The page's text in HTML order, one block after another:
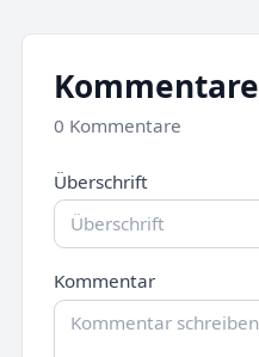
Kommentare
0 Kommentare
Überschrift
Kommentar